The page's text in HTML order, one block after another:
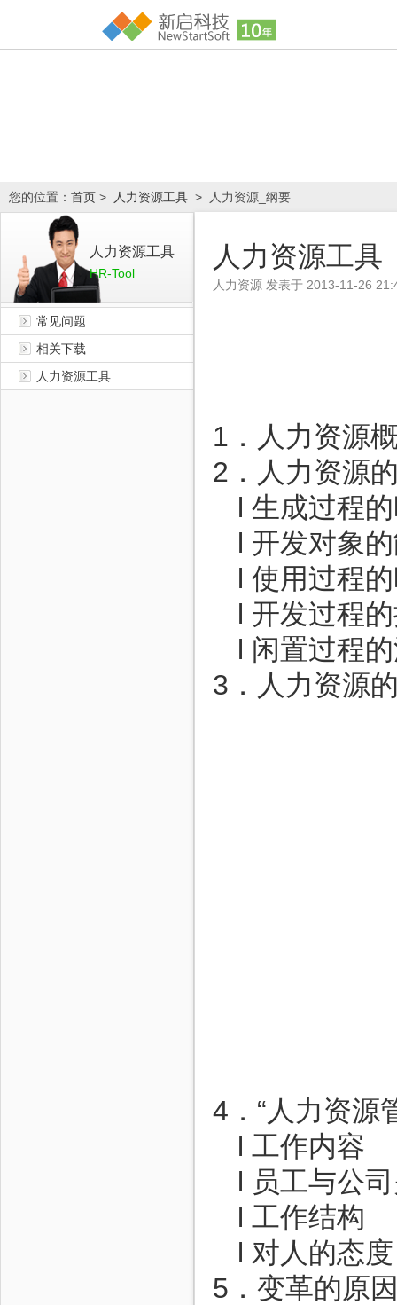
您的位置： 首页 > 人力资源工具 > 人力资源_纲要
人力资源工具
HR-Tool
常见问题
相关下载
人力资源工具
人力资源工具
人力资源 发表于 2013-11-26
1．人力资源
2．人力资源
l 生成过程
l 开发对象
l 使用过程
l 开发过程
l 闲置过程
3．人力资源
4．“人力资源
l 工作内容
l 员工与公
l 工作结构
l 对人的态度
5．变革的原